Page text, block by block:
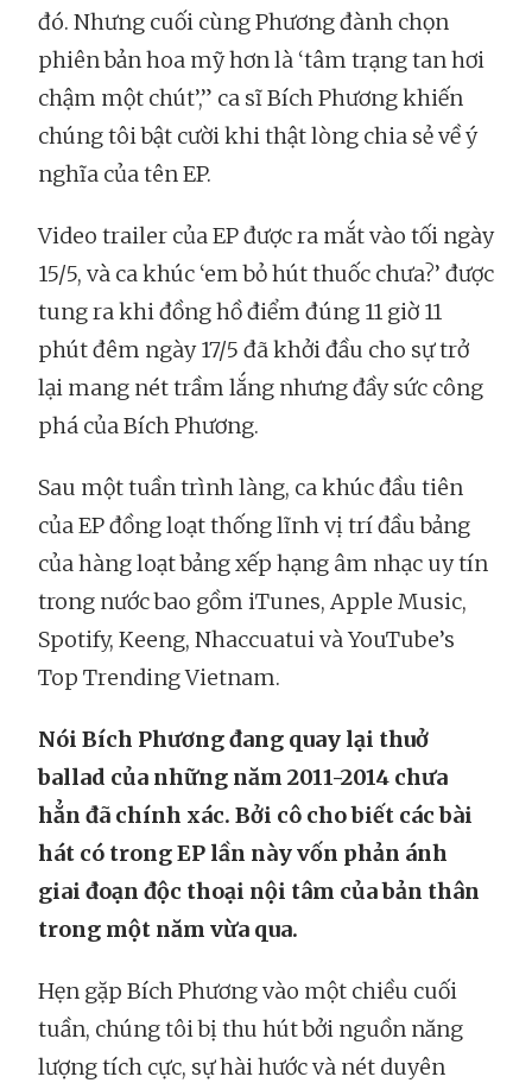
đó. Nhưng cuối cùng Phương đành chọn
phiên bản hoa mỹ hơn là ‘tâm trạng tan hơi
chậm một chút’,” ca sĩ Bích Phương khiến
chúng tôi bật cười khi thật lòng chia sẻ về ý
nghĩa của tên EP.
Video trailer của EP được ra mắt vào tối ngày
15/5, và ca khúc ‘em bỏ hút thuốc chưa?’ được
tung ra khi đồng hồ điểm đúng 11 giờ 11
phút đêm ngày 17/5 đã khởi đầu cho sự trở
lại mang nét trầm lắng nhưng đầy sức công
phá của Bích Phương.
Sau một tuần trình làng, ca khúc đầu tiên
của EP đồng loạt thống lĩnh vị trí đầu bảng
của hàng loạt bảng xếp hạng âm nhạc uy tín
trong nước bao gồm iTunes, Apple Music,
Spotify, Keeng, Nhaccuatui và YouTube’s
Top Trending Vietnam.
Nói Bích Phương đang quay lại thuở
ballad của những năm 2011-2014 chưa
hẳn đã chính xác. Bởi cô cho biết các bài
hát có trong EP lần này vốn phản ánh
giai đoạn độc thoại nội tâm của bản thân
trong một năm vừa qua.
Hẹn gặp Bích Phương vào một chiều cuối
tuần, chúng tôi bị thu hút bởi nguồn năng
lượng tích cực, sự hài hước và nét duyên